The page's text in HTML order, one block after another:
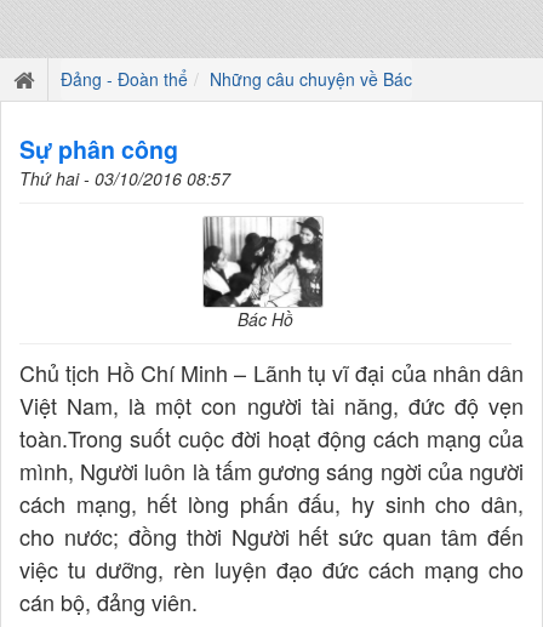
Đảng - Đoàn thể Những câu chuyện về Bác
Sự phân công
Thứ hai - 03/10/2016 08:57
Bác Hồ
Chủ tịch Hồ Chí Minh – Lãnh tụ vĩ đại của nhân dân
Việt Nam, là một con người tài năng, đức độ vẹn
toàn.Trong suốt cuộc đời hoạt động cách mạng của
mình, Người luôn là tấm gương sáng ngời của người
cách mạng, hết lòng phấn đấu, hy sinh cho dân,
cho nước; đồng thời Người hết sức quan tâm đến
việc tu dưỡng, rèn luyện đạo đức cách mạng cho
cán bộ, đảng viên.